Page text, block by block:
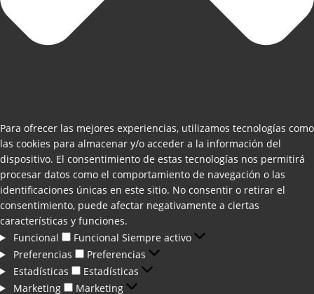
Para ofrecer las mejores experiencias, utilizamos tecnologías como
las cookies para almacenar y/o acceder a la información del
dispositivo. El consentimiento de estas tecnologías nos permitirá
procesar datos como el comportamiento de navegación o las
identificaciones únicas en este sitio. No consentir o retirar el
consentimiento, puede afectar negativamente a ciertas
características y funciones.
Funcional
Funcional Siempre activo
Preferencias
Preferencias
Estadísticas
Estadísticas
Marketing
Marketing